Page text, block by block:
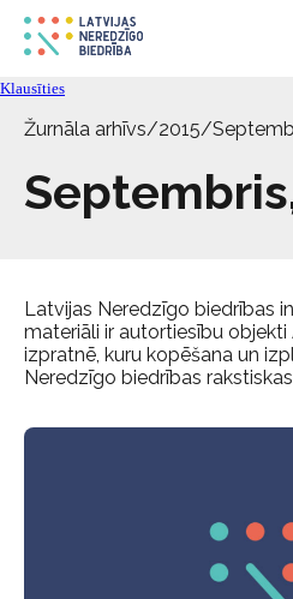
Aktualitātes
Pakalpojumi
Par biedrību
Klausīties
Žurnāla arhīvs/2015/
Latvijas Neredzīgo biedrības
materiāli ir autortiesību
izpratnē, kuru kopēšana un
Neredzīgo biedrības